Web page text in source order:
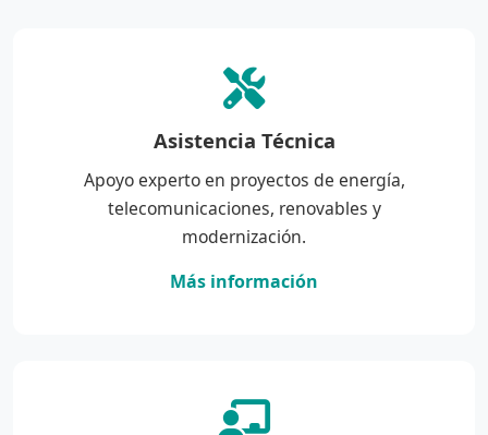
Asistencia Técnica
Apoyo experto en proyectos de energía,
telecomunicaciones, renovables y
modernización.
Más información